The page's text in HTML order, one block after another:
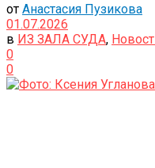
от Анастасия Пузикова
01.07.2026
в ИЗ ЗАЛА СУДА,
0
0